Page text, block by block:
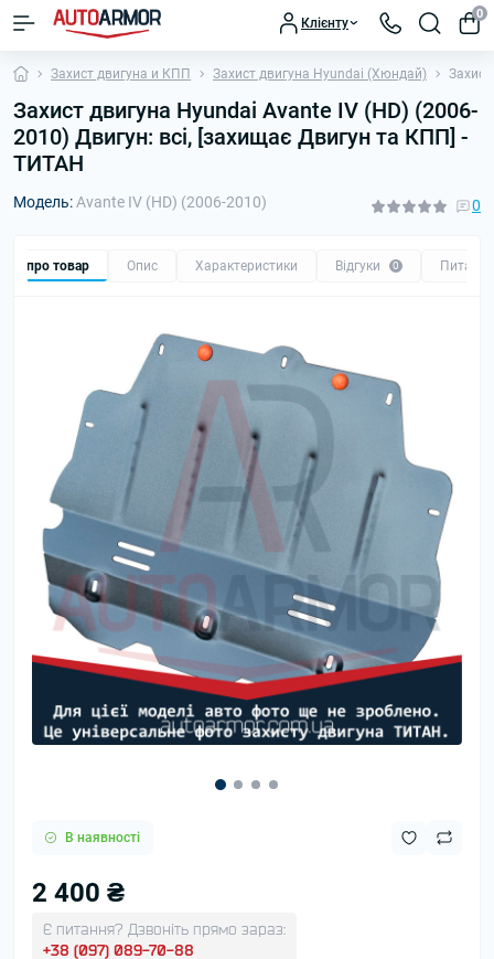
Клієнту
0
Захист двигуна и КПП Захист двигуна Hyundai (Хюндай)
Захист двигуна Hyundai Avante IV (HD) (2006-
2010) Двигун: всі, [захищає Двигун та КПП] -
ТИТАН
Модель: Avante IV (HD) (2006-2010) 0
Все про товар Опис Характеристики Відгуки 0 Питання
В наявності
2 400 ₴
Є питання? Дзвоніть прямо зараз:
+38 (097) 089-70-88